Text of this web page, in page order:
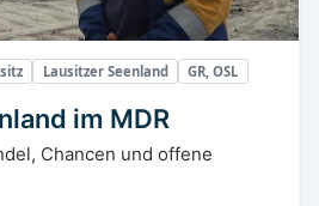
Lausitzer Seenland GR, OSL
im MDR
Chancen und offene